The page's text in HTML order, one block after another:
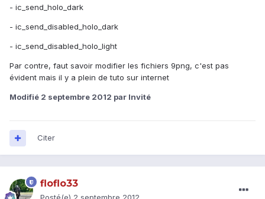
- ic_send_holo_dark
- ic_send_disabled_holo_dark
- ic_send_disabled_holo_light
Par contre, faut savoir modifier les fichiers 9png, c'est pas
évident mais il y a plein de tuto sur internet
Modifié 2 septembre 2012 par Invité
Citer
floflo33